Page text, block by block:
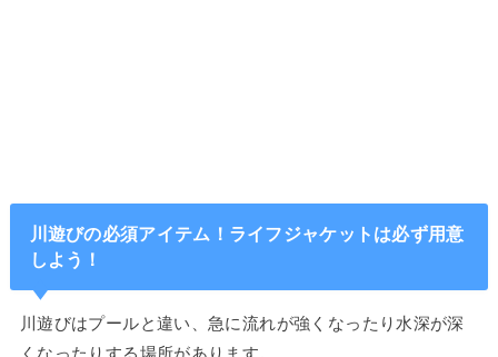
川遊びの必須アイテム！ライフジャケットは必ず用意
しよう！
川遊びはプールと違い、急に流れが強くなったり水深が深
くなったりする場所があります。